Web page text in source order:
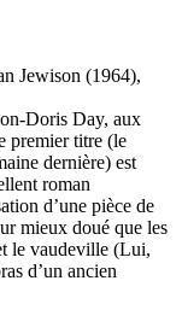
Jewison (1964),
Doris Day, aux
premier titre (le
dernière) est
roman
d’une pièce de
mieux doué que les
le vaudeville (Lui,
d’un ancien